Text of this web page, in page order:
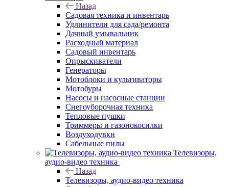
Назад
Садовая техника и инвентарь
Удлинители для сада/ремонта
Дачный умывальник
Расходный материал
Садовый инвентарь
Опрыскиватели
Генераторы
Мотоблоки и культиваторы
Мотобуры
Насосы и насосные станции
Снегоуборочная техника
Тепловые пушки
Триммеры и газонокосилки
Воздуходувки
Сабельные пилы
Телевизоры,
аудио-видео техника
Назад
Телевизоры, аудио-видео техника